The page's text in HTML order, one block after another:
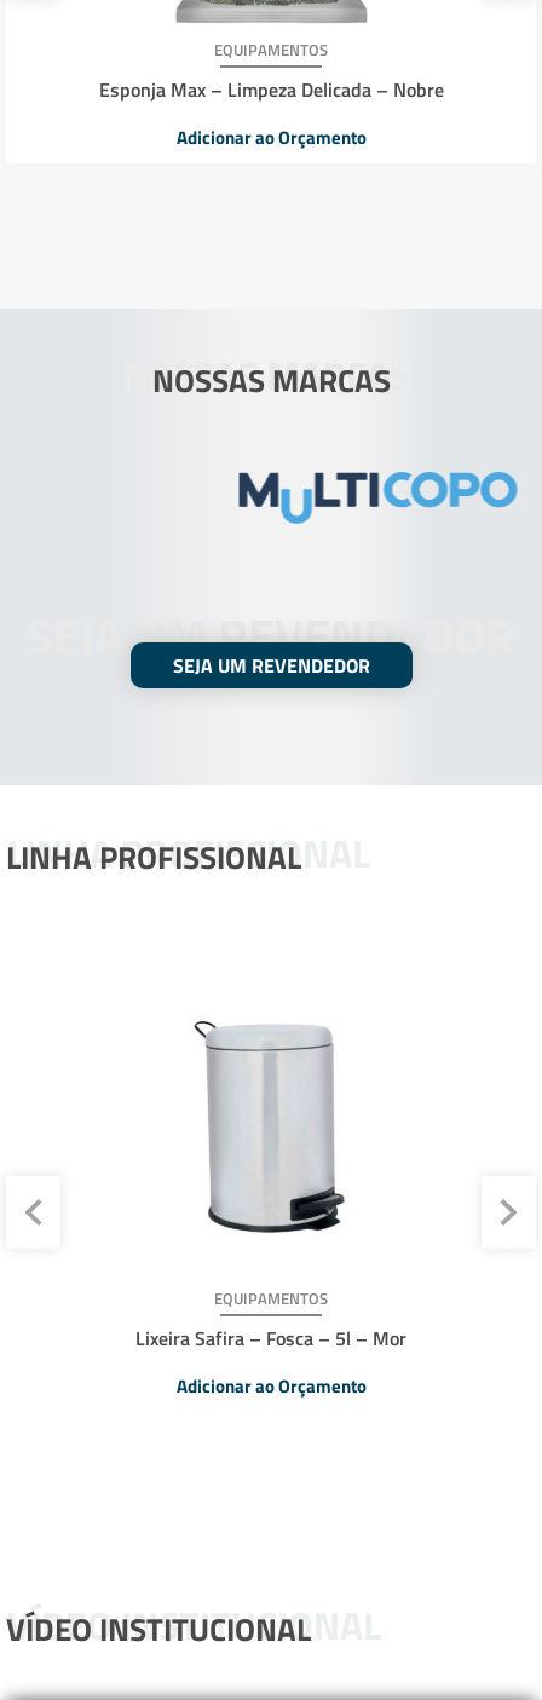
EQUIPAMENTOS
Esponja Max – Limpeza Delicada – Nobre
Adicionar ao Orçamento
NOSSAS MARCAS
NOSSAS MARCAS
SEJA UM REVENDEDOR
SEJA UM REVENDEDOR
LINHA PROFISSIONAL
LINHA PROFISSIONAL
EQUIPAMENTOS
Lixeira Safira – Fosca – 5l – Mor
Adicionar ao Orçamento
VÍDEO INSTITUCIONAL
VÍDEO INSTITUCIONAL